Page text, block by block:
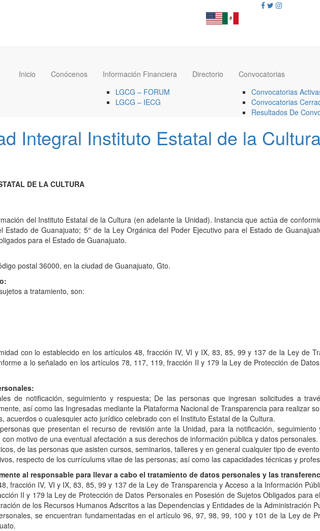
Inicio Conócenos
Información Financiera
LGCG – FORUM
LGCG – IECG
Directorio
Convocatorias
Convocatorias
Convocatorias
Resultados De
Integral Instituto Estatal de la
DE LA CULTURA
del Instituto Estatal de la Cultura (en adelante la Unidad). Instancia que actúa de
Estado de Guanajuato; 5° de la Ley Orgánica del Poder Ejecutivo para el Estado de
para el Estado de Guanajuato.
postal 36000, en la ciudad de Guanajuato, Gto.
a tratamiento, son:
con lo establecido en los artículos 48, fracción IV, VI y IX, 83, 85, 99 y 137 de la Ley de
a lo señalado en los artículos 78, 117, 119, fracción II y 179 la Ley de Protección de
de notificación, seguimiento y respuesta; De las personas que ingresan solicitudes a
así como las Ingresadas mediante la Plataforma Nacional de Transparencia para realizar
acuerdos o cualesquier acto jurídico celebrado con el Instituto Estatal de la Cultura.
que presentan el recurso de revisión ante la Unidad, para la notificación,
motivo de una eventual afectación a sus derechos de información pública y datos personales.
de las personas que asisten cursos, seminarios, talleres y en general cualquier tipo de
respecto de los currículums vitae de las personas; así como las capacidades técnicas y
al responsable para llevar a cabo el tratamiento de datos personales y las
fracción IV, VI y IX, 83, 85, 99 y 137 de la Ley de Transparencia y Acceso a la Información
II y 179 la Ley de Protección de Datos Personales en Posesión de Sujetos Obligados para
de los Recursos Humanos Adscritos a las Dependencias y Entidades de la Administración
se encuentran fundamentadas en el artículo 96, 97, 98, 99, 100 y 101 de la Ley de